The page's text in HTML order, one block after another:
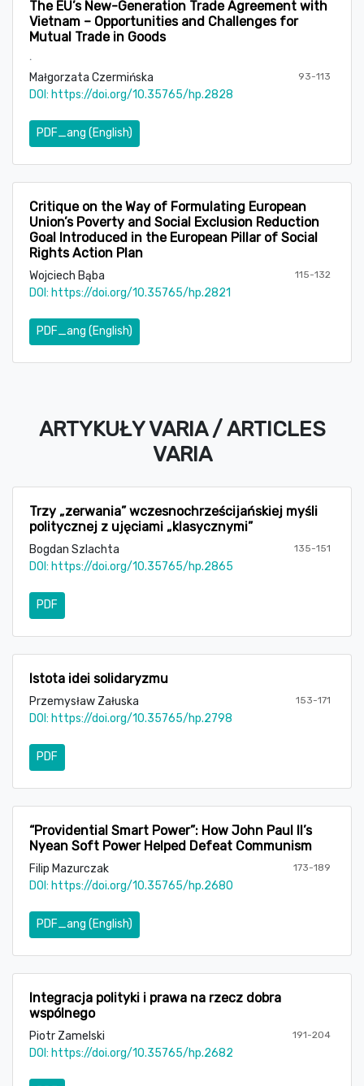
The EU’s New-Generation Trade Agreement with
Vietnam – Opportunities and Challenges for
Mutual Trade in Goods
.
Małgorzata Czermińska 93-113
DOI: https://doi.org/10.35765/hp.2828
PDF_ang (English)
Critique on the Way of Formulating European
Union’s Poverty and Social Exclusion Reduction
Goal Introduced in the European Pillar of Social
Rights Action Plan
Wojciech Bąba 115-132
DOI: https://doi.org/10.35765/hp.2821
PDF_ang (English)
ARTYKUŁY VARIA / ARTICLES
VARIA
Trzy „zerwania” wczesnochrześcijańskiej myśli
politycznej z ujęciami „klasycznymi”
Bogdan Szlachta 135-151
DOI: https://doi.org/10.35765/hp.2865
PDF
Istota idei solidaryzmu
Przemysław Załuska 153-171
DOI: https://doi.org/10.35765/hp.2798
PDF
“Providential Smart Power”: How John Paul II’s
Nyean Soft Power Helped Defeat Communism
Filip Mazurczak 173-189
DOI: https://doi.org/10.35765/hp.2680
PDF_ang (English)
Integracja polityki i prawa na rzecz dobra
wspólnego
Piotr Zamelski 191-204
DOI: https://doi.org/10.35765/hp.2682